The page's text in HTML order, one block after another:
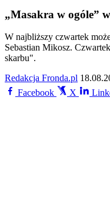
„Masakra w ogóle”
W najbliższy czwartek
Sebastian Mikosz.
skarbu".
Redakcja Fronda.pl
Facebook
X